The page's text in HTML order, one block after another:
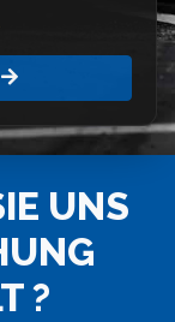
UNS
?